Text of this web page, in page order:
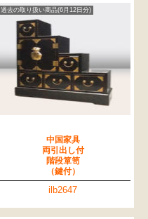
過去の取り扱い商品(6月12日分)
中国家具
両引出し付
階段箪笥
（鍵付）
ilb2647